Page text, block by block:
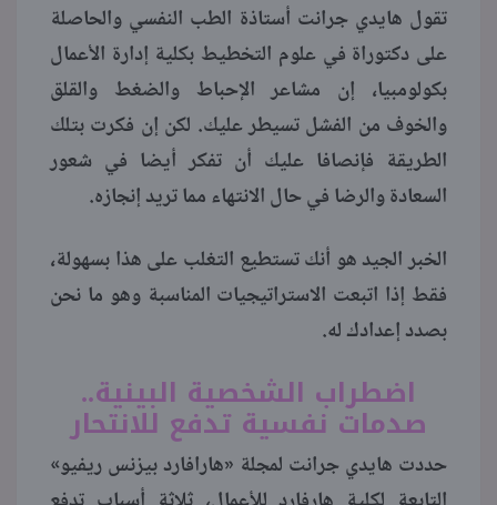
تقول هايدي جرانت أستاذة الطب النفسي والحاصلة
على دكتوراة في علوم التخطيط بكلية إدارة الأعمال
بكولومبيا، إن مشاعر الإحباط والضغط والقلق
والخوف من الفشل تسيطر عليك. لكن إن فكرت بتلك
الطريقة فإنصافا عليك أن تفكر أيضا في شعور
السعادة والرضا في حال الانتهاء مما تريد إنجازه.
الخبر الجيد هو أنك تستطيع التغلب على هذا بسهولة،
فقط إذا اتبعت الاستراتيجيات المناسبة وهو ما نحن
بصدد إعدادك له.
اضطراب الشخصية البينية..
صدمات نفسية تدفع للانتحار
حددت هايدي جرانت لمجلة «هارافارد بيزنس ريفيو»